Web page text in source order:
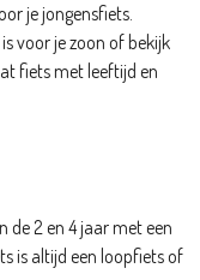
je jongensfiets.
voor je zoon of bekijk
fiets met leeftijd en
de 2 en 4 jaar met een
is altijd een loopfiets of